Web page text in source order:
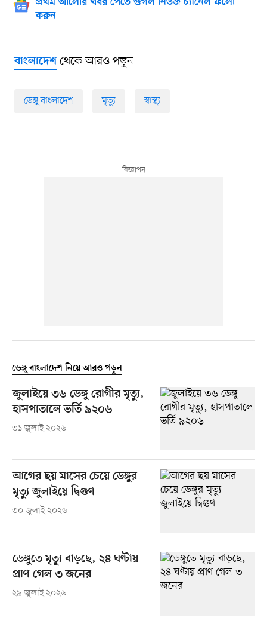
প্রথম আলোর খবর পেতে গুগল নিউজ চ্যানেল ফলো
করুন
বাংলাদেশথেকে আরও পড়ুন
ডেঙ্গু বাংলাদেশ মৃত্যু স্বাস্থ্য
ডেঙ্গু বাংলাদেশ নিয়ে আরও পড়ুন
জুলাইয়ে ৩৬ ডেঙ্গু রোগীর মৃত্যু,
হাসপাতালে ভর্তি ৯২০৬
৩১ জুলাই ২০২৬
আগের ছয় মাসের চেয়ে ডেঙ্গুর
মৃত্যু জুলাইয়ে দ্বিগুণ
৩০ জুলাই ২০২৬
ডেঙ্গুতে মৃত্যু বাড়ছে, ২৪ ঘণ্টায়
প্রাণ গেল ৩ জনের
২৯ জুলাই ২০২৬